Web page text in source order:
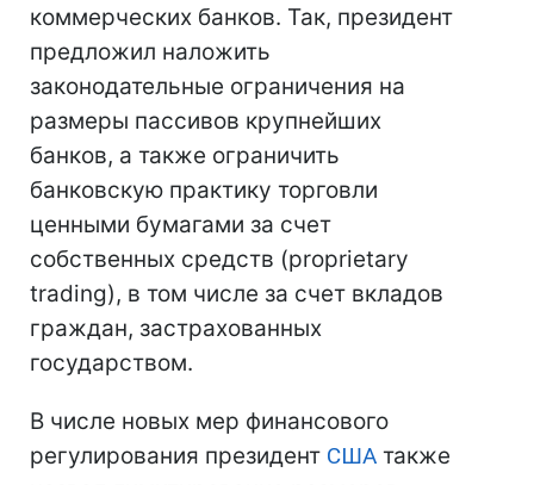
коммерческих банков. Так, президент
предложил наложить
законодательные ограничения на
размеры пассивов крупнейших
банков, а также ограничить
банковскую практику торговли
ценными бумагами за счет
собственных средств (proprietary
trading), в том числе за счет вкладов
граждан, застрахованных
государством.
В числе новых мер финансового
регулирования президент США также